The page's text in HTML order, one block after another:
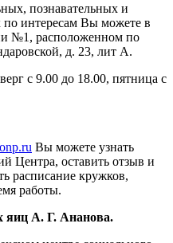
познавательных и
по интересам Вы можете в
№1, расположенном по
д. 23, лит А.
с 9.00 до 18.00, пятница с
Вы можете узнать
Центра, оставить отзыв и
расписание кружков,
работы.
яиц А. Г. Ананова.